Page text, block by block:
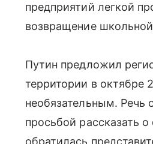
предприятий легкой
возвращение
Путин предложил
территории в октябре
необязательным. Речь
просьбой рассказать
обратилась